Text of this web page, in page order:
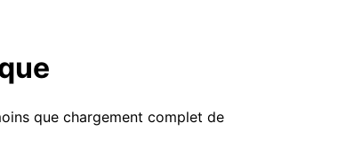
que chargement complet de